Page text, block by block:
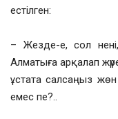
естілген:
– Жезде-е, сол
Алматыға арқалап
ұстата салсаңыз
емес пе?..